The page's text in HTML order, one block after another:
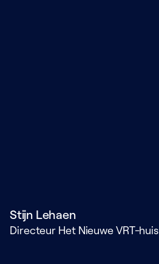
Stijn Lehaen
Directeur Het Nieuwe VRT-huis